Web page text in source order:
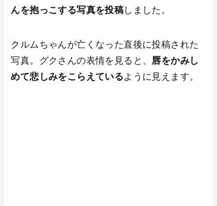
んを抱っこする写真を投稿しました。
クルムちゃんが亡くなった直後に投稿された
写真。グクさんの表情を見ると、 唇をかみし
めて悲しみをこらえているように見えます。